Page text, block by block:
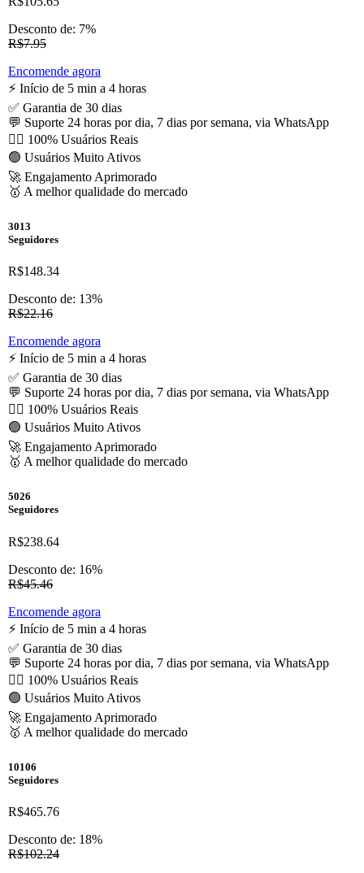
Desconto de: 7%
R$7.95
Encomende agora
⚡️ Início de 5 min a 4 horas
✅ Garantia de 30 dias
💬 Suporte 24 horas por dia, 7 dias por semana, via WhatsApp
🙋‍♂️ 100% Usuários Reais
🟢 Usuários Muito Ativos
🚀 Engajamento Aprimorado
🥇 A melhor qualidade do mercado
3013
Seguidores
R$148.34
Desconto de: 13%
R$22.16
Encomende agora
⚡️ Início de 5 min a 4 horas
✅ Garantia de 30 dias
💬 Suporte 24 horas por dia, 7 dias por semana, via WhatsApp
🙋‍♂️ 100% Usuários Reais
🟢 Usuários Muito Ativos
🚀 Engajamento Aprimorado
🥇 A melhor qualidade do mercado
5026
Seguidores
R$238.64
Desconto de: 16%
R$45.46
Encomende agora
⚡️ Início de 5 min a 4 horas
✅ Garantia de 30 dias
💬 Suporte 24 horas por dia, 7 dias por semana, via WhatsApp
🙋‍♂️ 100% Usuários Reais
🟢 Usuários Muito Ativos
🚀 Engajamento Aprimorado
🥇 A melhor qualidade do mercado
10106
Seguidores
R$465.76
Desconto de: 18%
R$102.24